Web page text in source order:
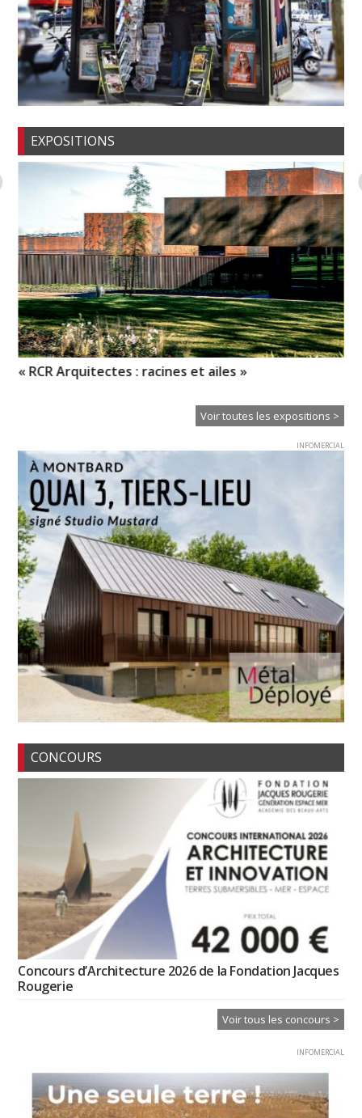
EXPOSITIONS
« RCR Arquitectes : racines et ailes »
Voir toutes les expositions >
INFOMERCIAL
CONCOURS
Concours d’Architecture 2026 de la Fondation Jacques
Rougerie
Voir tous les concours >
INFOMERCIAL